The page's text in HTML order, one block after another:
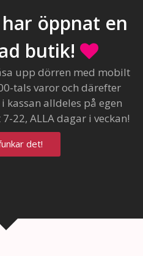
öppnat en
butik!
upp dörren med mobilt
tals varor och därefter
kassan alldeles på egen
22, ALLA dagar i veckan!
det!